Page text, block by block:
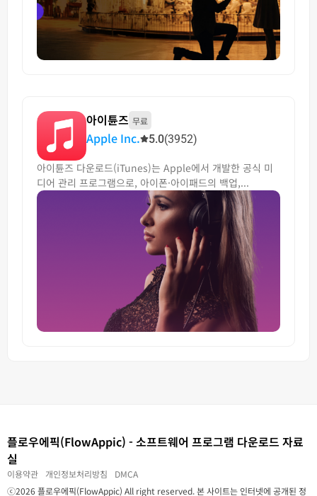
아이튠즈 무료
Apple Inc. 5.0(3952)
아이튠즈 다운로드(iTunes)는 Apple에서 개발한 공식 미
디어 관리 프로그램으로, 아이폰·아이패드의 백업,...
플로우에픽(FlowAppic) - 소프트웨어 프로그램 다운로드 자료
실
이용약관 개인정보처리방침
DMCA
ⓒ2026 플로우에픽(FlowAppic) All right reserved. 본 사이트는 인터넷에 공개된 정